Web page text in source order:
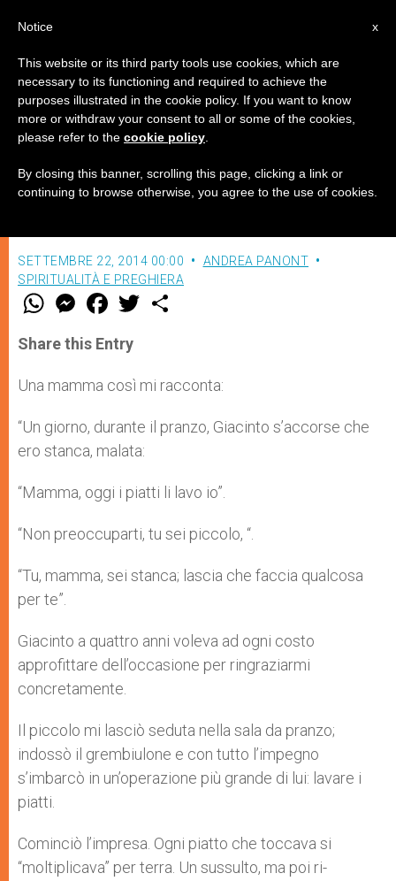
Piatti e riconoscenza
Essere cristiani è vita di gratitudine per
SETTEMBRE 22, 2014 00:00
ANDREA PANONT
SPIRITUALITÀ E PREGHIERA
W
t
s
p
p
M
e
s
e
g
e
F
a
e
b
o
k
w
r
Share this Entry
Una mamma così mi racconta:
“Un giorno, durante il pranzo, Giacinto s’accorse che
ero stanca, mala­ta:
“Mamma, oggi i piatti li lavo io”.
“Non preoccuparti, tu sei piccolo, “.
“Tu, mam­ma, sei stanca; lascia che faccia qualcosa
per te”.
Giacinto a quattro anni voleva ad ogni costo
approfittare dell’occasione per ringraziarmi
concretamente.
Il piccolo mi lasciò seduta nella sala da pranzo;
indossò il grembiulone e con tutto l’impe­gno
s’imbarcò in un’operazione più grande di lui: lavare i
piatti.
Cominciò l’impresa. Ogni piatto che toccava si
“moltipli­cava” per terra. Un sussulto, ma poi ri­
x
Notice
This website or its third party tools use cookies, which are
necessary to its functioning and required to achieve the
purposes illustrated in the cookie policy. If you want to know
more or withdraw your consent to all or some of the cookies,
please refer to the cookie policy
By closing this banner, scrolling this page, clicking a link or
continuing to browse otherwise, you agree to the use of cookies.